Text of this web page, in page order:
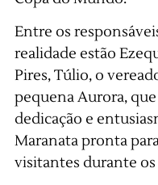
Entre os
realidade estão
Pires, Túlio, o
pequena Aurora,
dedicação e
Maranata pronta
visitantes durante os